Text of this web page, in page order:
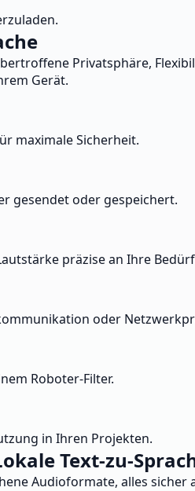
Privatsphäre,
Gerät.
maximale Sicherheit.
gesendet oder gespeichert.
präzise an Ihre
oder
Roboter-Filter.
in Ihren Projekten.
Text-zu-
Audioformate, alles sicher